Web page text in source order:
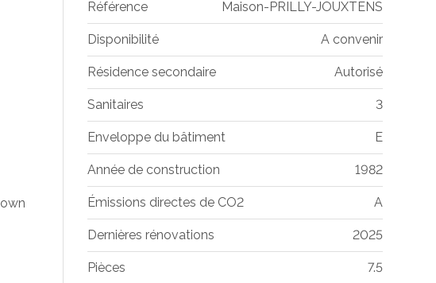
Référence Maison-PRILLY-JOUXTENS
Disponibilité A convenir
Résidence secondaire Autorisé
Sanitaires 3
Enveloppe du bâtiment E
Année de construction 1982
Émissions directes de CO2 A
Dernières rénovations 2025
Pièces 7.5